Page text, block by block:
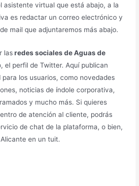
asistente virtual que está abajo, a la
es redactar un correo electrónico y
mail que adjuntaremos más abajo.
lasredes sociales de Aguas de
el perfil de Twitter. Aquí publican
los usuarios, como novedades
noticias de índole corporativa,
y mucho más. Si quieres
de atención al cliente, podrás
de chat de la plataforma, o bien,
en un tuit.